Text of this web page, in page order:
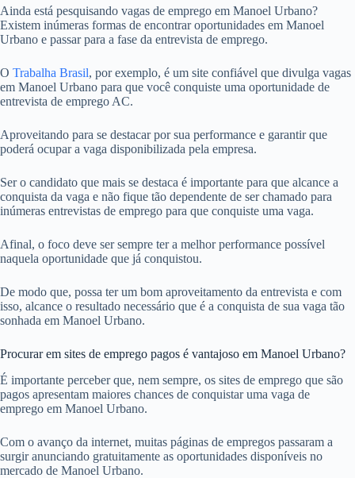
Ainda está pesquisando vagas de emprego em Manoel Urbano?
Existem inúmeras formas de encontrar oportunidades em Manoel
Urbano e passar para a fase da entrevista de emprego.
O Trabalha Brasil, por exemplo, é um site confiável que divulga vagas
em Manoel Urbano para que você conquiste uma oportunidade de
entrevista de emprego AC.
Aproveitando para se destacar por sua performance e garantir que
poderá ocupar a vaga disponibilizada pela empresa.
Ser o candidato que mais se destaca é importante para que alcance a
conquista da vaga e não fique tão dependente de ser chamado para
inúmeras entrevistas de emprego para que conquiste uma vaga.
Afinal, o foco deve ser sempre ter a melhor performance possível
naquela oportunidade que já conquistou.
De modo que, possa ter um bom aproveitamento da entrevista e com
isso, alcance o resultado necessário que é a conquista de sua vaga tão
sonhada em Manoel Urbano.
Procurar em sites de emprego pagos é vantajoso em Manoel Urbano?
É importante perceber que, nem sempre, os sites de emprego que são
pagos apresentam maiores chances de conquistar uma vaga de
emprego em Manoel Urbano.
Com o avanço da internet, muitas páginas de empregos passaram a
surgir anunciando gratuitamente as oportunidades disponíveis no
mercado de Manoel Urbano.